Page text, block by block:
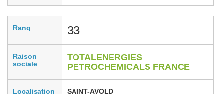
Rang 33
Raison
sociale
TOTALENERGIES
PETROCHEMICALS FRANCE
Localisation
SAINT-AVOLD